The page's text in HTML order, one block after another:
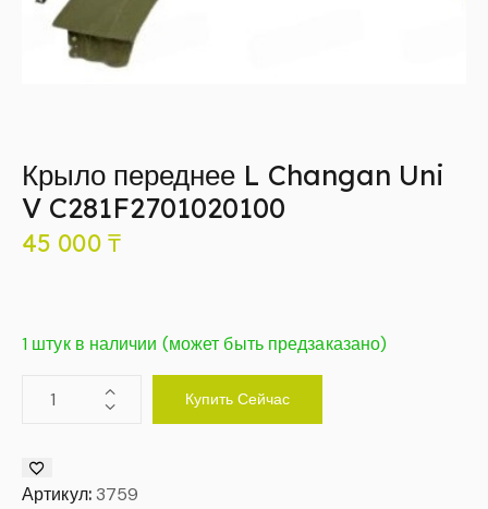
Крыло переднее L Changan Uni
V C281F2701020100
45 000 ₸
1 штук в наличии (может быть предзаказано)
Купить Сейчас
Артикул: 3759